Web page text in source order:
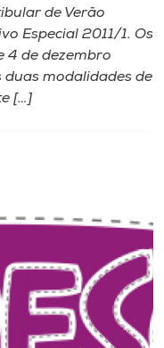
de Verão
Especial 2011/1. Os
4 de dezembro
duas modalidades de
[…]